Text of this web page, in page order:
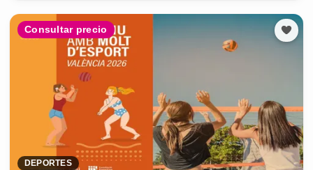
Consultar precio
DEPORTES